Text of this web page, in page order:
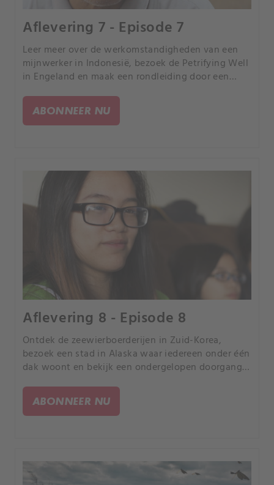
Aflevering 7 - Episode 7
Leer meer over de werkomstandigheden van een
mijnwerker in Indonesië, bezoek de Petrifying Well
in Engeland en maak een rondleiding door een
grond zijn.
ABONNEER NU
Aflevering 8 - Episode 8
Ontdek de zeewierboerderijen in Zuid-Korea,
bezoek een stad in Alaska waar iedereen onder één
dak woont en bekijk een ondergelopen doorgang
ABONNEER NU